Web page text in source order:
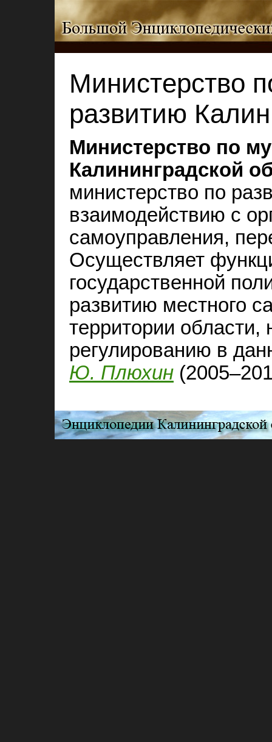
Министерство
развитию
Министерство по
Калининградской
министерство по
взаимодействию с
самоуправления,
Осуществляет
государственной
развитию местного
территории
регулированию в
Ю. Плюхин